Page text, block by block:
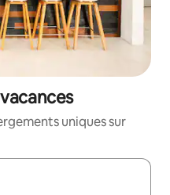
uniques sur
utilisez les flèches vers le